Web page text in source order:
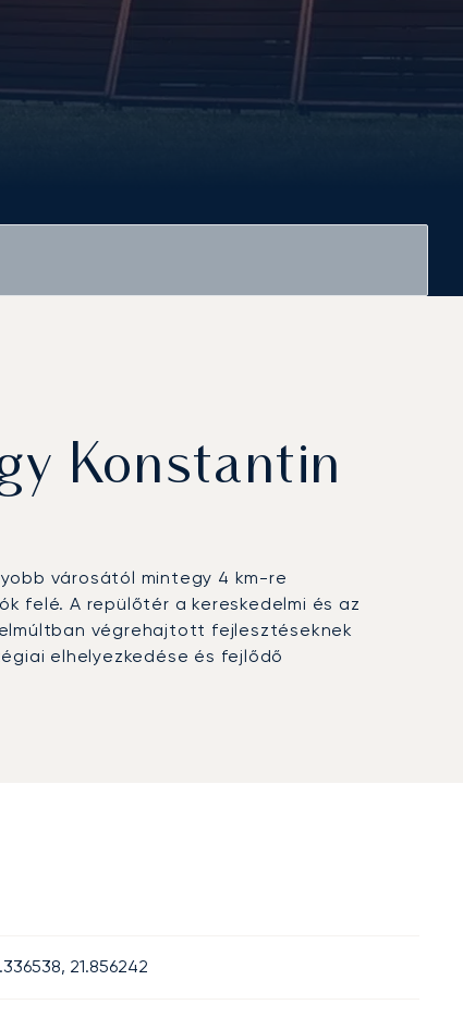
Konstantin
városától mintegy 4 km-re
felé. A repülőtér a kereskedelmi és az
végrehajtott fejlesztéseknek
elhelyezkedése és fejlődő
21.856242